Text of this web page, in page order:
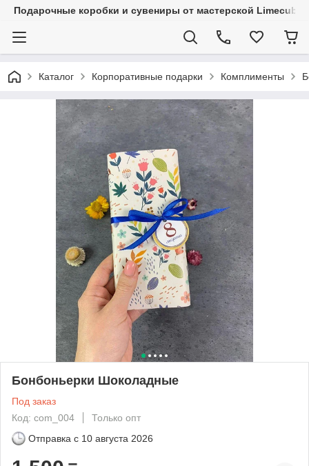
Подарочные коробки и сувениры от мастерской Limecube
Каталог Корпоративные подарки Комплименты
Бонбоньерки Шоколадные
Под заказ
Код: com_004
Только опт
Отправка с 10 августа 2026